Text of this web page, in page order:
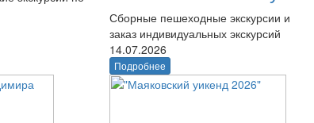
Сборные пешеходные экскурсии и
заказ индивидуальных экскурсий
14.07.2026
Подробнее